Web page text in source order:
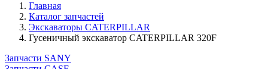
Главная
Каталог запчастей
Экскаваторы CATERPILLAR
Гусеничный экскаватор CATERPILLAR 320F
Запчасти SANY